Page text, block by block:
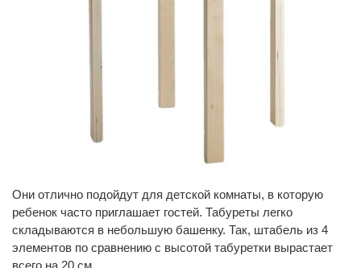
Они отлично подойдут для детской комнаты, в которую
ребенок часто приглашает гостей. Табуреты легко
складываются в небольшую башенку. Так, штабель из 4
элементов по сравнению с высотой табуретки вырастает
всего на 20 см.